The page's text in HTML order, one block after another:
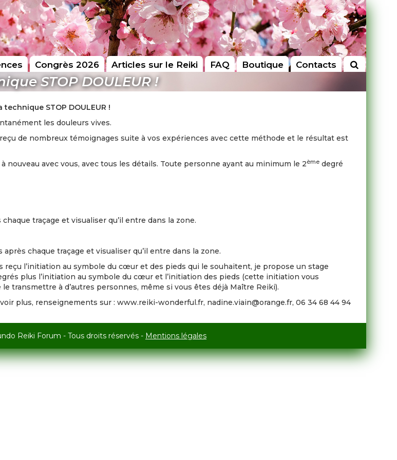
Congrès 2026 Articles sur le Reiki FAQ Boutique Contacts
STOP DOULEUR !
technique STOP DOULEUR !
les douleurs vives.
de nombreux témoignages suite à vos expériences avec cette méthode et le résultat est
nouveau avec vous, avec tous les détails. Toute personne ayant au minimum le 2ème degré
traçage et visualiser qu’il entre dans la zone.
chaque traçage et visualiser qu’il entre dans la zone.
reçu l’initiation au symbole du cœur et des pieds qui le souhaitent, je propose un stage
plus l’initiation au symbole du cœur et l’initiation des pieds (cette initiation vous
transmettre à d’autres personnes, même si vous êtes déjà Maître Reiki).
plus, renseignements sur : www.reiki-wonderful.fr, nadine.viain@orange.fr, 06 34 68 44 94
Reiki Forum - Tous droits réservés - Mentions légales